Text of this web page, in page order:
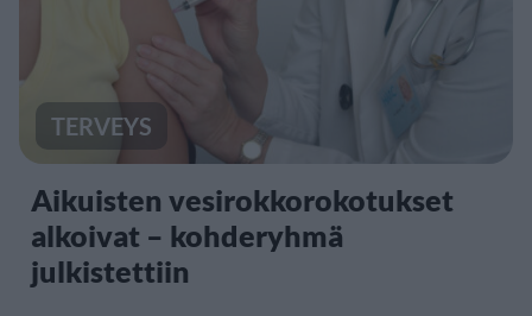
TERVEYS
Aikuisten vesirokkorokotukset
alkoivat – kohderyhmä
julkistettiin